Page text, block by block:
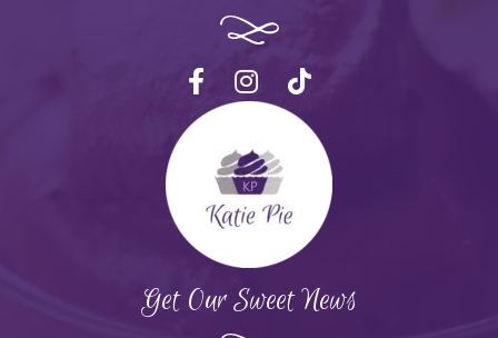
Get Our Sweet News